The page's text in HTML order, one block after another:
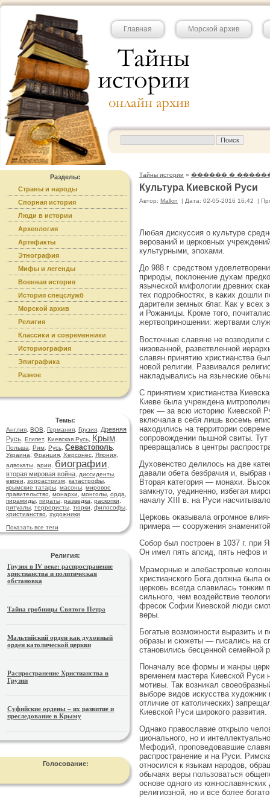
Главная Морской архив
Разделы:
Страны и народы
Спорная история
Люди в истории
Археология
Артефакты
Этнография
Мифы и легенды
Военная история
История спецслужб
Морской архив
Религия
Классики и современники
Историография
Эпиграфика
Разное
Темы:
Англия ВОВ Германия Грузия
Древняя
Русь Египет, Киевская Русь Крым
Польша
Рим Русь Севастополь
Украина
Франция Херсонес Япония
адвокаты арии биографии
вторая мировая война диссиденты
евреи
зороастризм катастрофы
крымские татары масоны мировое
правительство
монархи монголы орда
пирамиды пираты разведка раскопки
ритуалы террористы тюрки философы
христианство
художники
Показать все теги
Религия:
Грузия в IV веке: распространение
христианства и политическая
обстановка
Тайна гробницы Святого Петра
Мальтийский орден как духовный
орден католической церкви
Распространение Христианства в
Грузии
Суфийские ордены – их развитие и
преследование в Крыму
Голосование:
Тайны истории » ������ �
Культура Киевской Руси
Автор: Malkin | Дата: 02-05-2016 16:42 |
Любая дискуссия о культуре
верований и церковных
культурными, эпохами.
До 988 г. средством
природы, поклонение духам
языческой мифологии древних
тех подробностях, в каких дошли
дарители земных благ. Как у всех
и Рожаницы. Кроме того,
жертвоприношении: жертвами
Восточные славяне не
низованной, разветвленной
славян принятию христианства
новой религии. Развивался
накладывались на языческие
С принятием христианства
Киеве была учреждена
грек — за всю историю Киевской
включала в себя лишь восемь
находились на территории
сопровождении пышной свиты.
превращались в центры
Духовенство делилось на две
давали обета безбрачия и,
Вторая категория — монахи.
замкнуто, уединенно, избегая
началу XIII в. на Руси
Церковь оказывала огромное
примера — сооружения
Собор был построен в 1037 г. при
Он имел пять апсид, пять нефов и
Мраморные и алебастровые
христианского Бога должна была
церковь всегда славилась тонким
сильного, чем воздействие
фресок Софии Киевской люди
веры.
Богатые возможности выразить и
образы и сюжеты — писались на
становились бесценной семейной
Поначалу все формы и жанры
временем мастера Киевской Руси
мотивы. Так возникал
выборе видов искусства
отличие от католических)
Киевской Руси широкого развития.
Однако православие открыло
ционального, но и
Мефодий, проповедовавшие
распространение и на Руси.
относился к языкам народов,
обычаях веры пользоваться
основе одного из южнославянских
религиозной, но и все более